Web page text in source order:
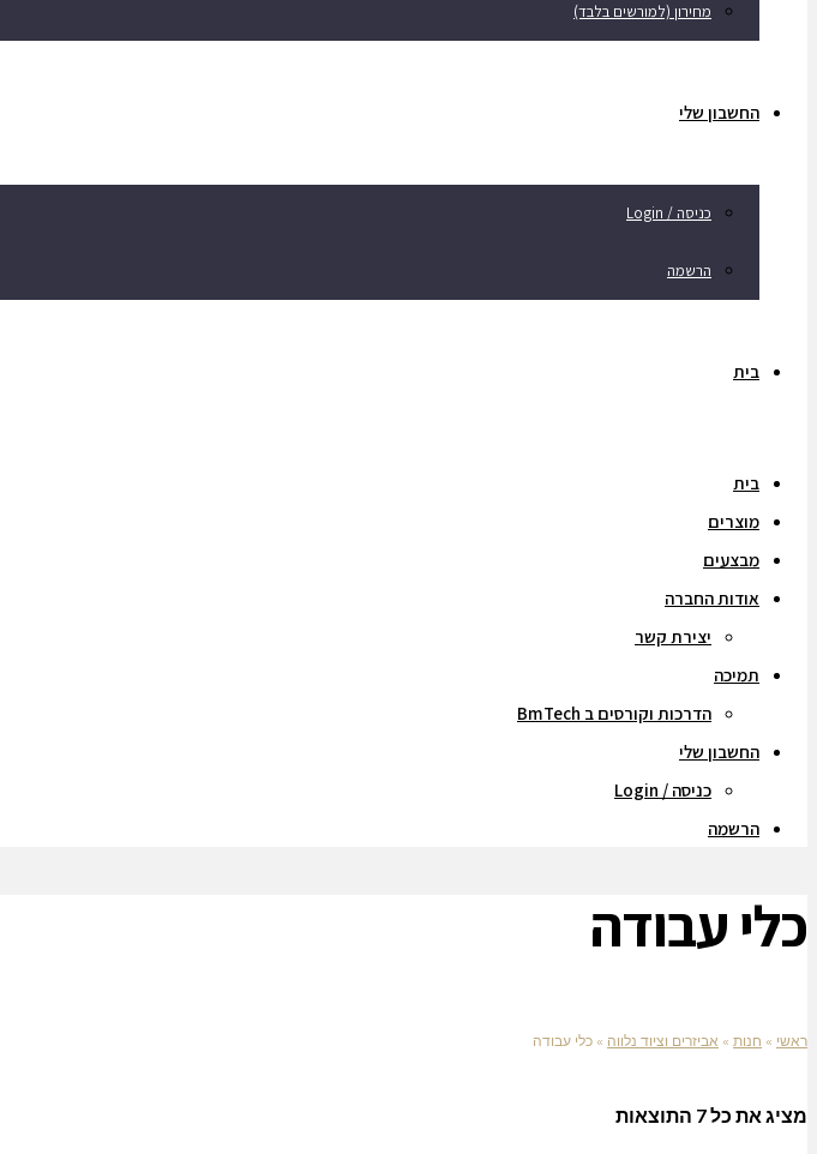
מחירון (למורשים בלבד)
החשבון שלי
כניסה / Login
הרשמה
בית
בית
מוצרים
מבצעים
אודות החברה
יצירת קשר
תמיכה
הדרכות וקורסים ב BmTech
החשבון שלי
כניסה / Login
הרשמה
כלי עבודה
ראשי » חנות » אביזרים וציוד נלווה » כלי עבודה
מציג את כל 7 התוצאות